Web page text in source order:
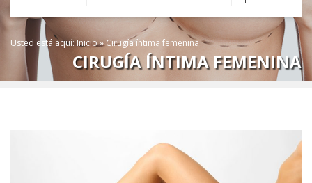
Usted está aquí:Inicio»Cirugía íntima femenina
CIRUGÍA ÍNTIMA FEMENINA